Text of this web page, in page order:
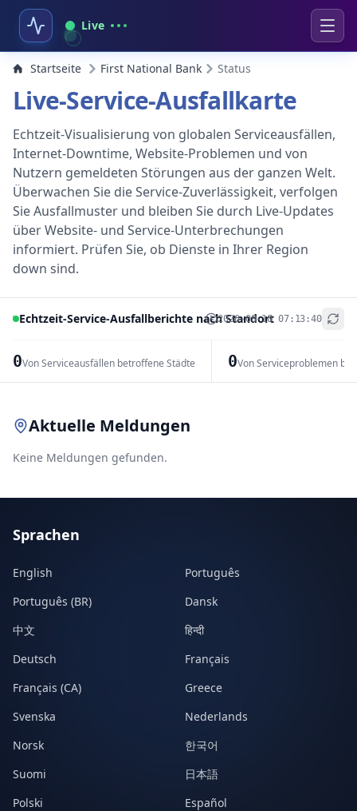
Live
Startseite First National Bank Status
Live-Service-Ausfallkarte
Echtzeit-Visualisierung von globalen Serviceausfällen,
Internet-Downtime, Website-Problemen und von
Nutzern gemeldeten Störungen aus der ganzen Welt.
Überwachen Sie die Service-Zuverlässigkeit, verfolgen
Sie Ausfallmuster und bleiben Sie durch Live-Updates
über Website- und Service-Unterbrechungen
informiert. Prüfen Sie, ob Dienste in Ihrer Region
down sind.
Echtzeit-Service-Ausfallberichte nach Standort
2026-08-10 07:13:40
0Von Serviceausfällen betroffene Städte 0Von Serviceproblemen
+
Aktuelle Meldungen
Keine Meldungen gefunden.
Sprachen
English
Português
Português (BR)
Dansk
中文
हिन्दी
Deutsch
Français
Français (CA)
Greece
Svenska
Nederlands
Norsk
한국어
Suomi
日本語
Polski
Español